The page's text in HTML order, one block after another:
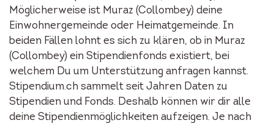
Möglicherweise ist Muraz (Collombey) deine
Einwohnergemeinde oder Heimatgemeinde. In
beiden Fällen lohnt es sich zu klären, ob in Muraz
(Collombey) ein Stipendienfonds existiert, bei
welchem Du um Unterstützung anfragen kannst.
Stipendium.ch sammelt seit Jahren Daten zu
Stipendien und Fonds. Deshalb können wir dir alle
deine Stipendienmöglichkeiten aufzeigen. Je nach